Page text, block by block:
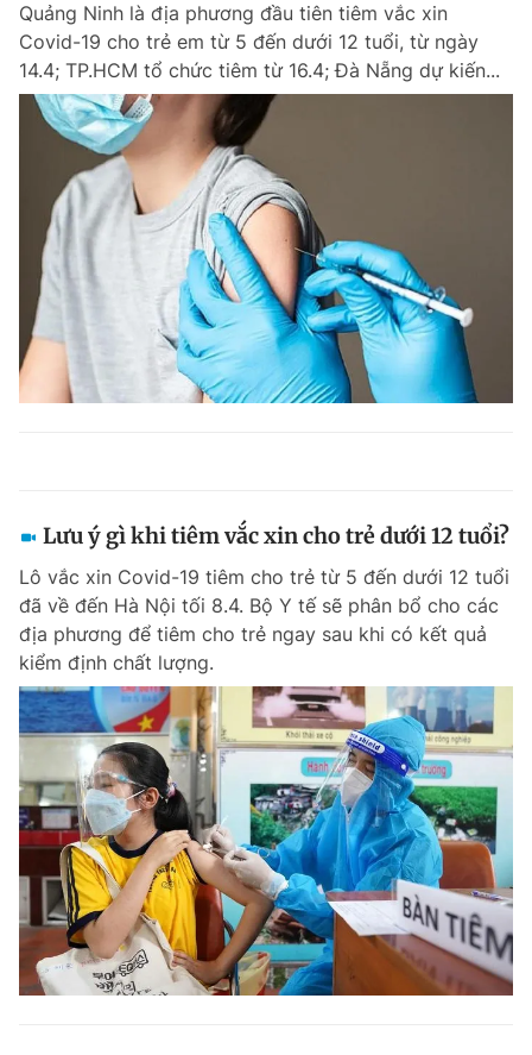
Quảng Ninh là địa phương đầu tiên tiêm vắc xin
Covid-19 cho trẻ em từ 5 đến dưới 12 tuổi, từ ngày
14.4; TP.HCM tổ chức tiêm từ 16.4; Đà Nẵng dự kiến...
Lưu ý gì khi tiêm vắc xin cho trẻ dưới 12 tuổi?
Lô vắc xin Covid-19 tiêm cho trẻ từ 5 đến dưới 12 tuổi
đã về đến Hà Nội tối 8.4. Bộ Y tế sẽ phân bổ cho các
địa phương để tiêm cho trẻ ngay sau khi có kết quả
kiểm định chất lượng.